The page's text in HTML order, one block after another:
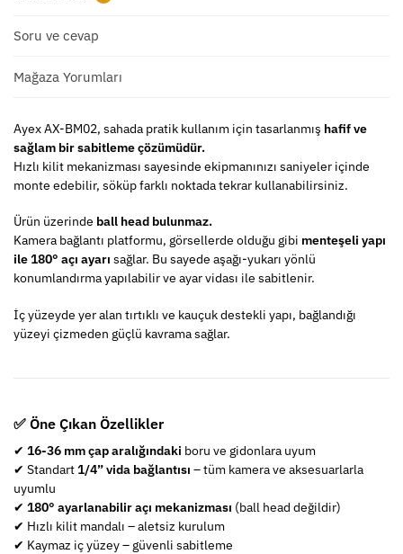
Soru ve cevap
Mağaza Yorumları
Ayex AX-BM02, sahada pratik kullanım için tasarlanmış hafif ve
sağlam bir sabitleme çözümüdür.
Hızlı kilit mekanizması sayesinde ekipmanınızı saniyeler içinde
monte edebilir, söküp farklı noktada tekrar kullanabilirsiniz.
Ürün üzerinde ball head bulunmaz.
Kamera bağlantı platformu, görsellerde olduğu gibi menteşeli yapı
ile 180° açı ayarı sağlar. Bu sayede aşağı-yukarı yönlü
konumlandırma yapılabilir ve ayar vidası ile sabitlenir.
İç yüzeyde yer alan tırtıklı ve kauçuk destekli yapı, bağlandığı
yüzeyi çizmeden güçlü kavrama sağlar.
✅ Öne Çıkan Özellikler
✔ 16-36 mm çap aralığındaki boru ve gidonlara uyum
✔ Standart1/4” vida bağlantısı – tüm kamera ve aksesuarlarla
uyumlu
✔ 180° ayarlanabilir açı mekanizması (ball head değildir)
✔ Hızlı kilit mandalı – aletsiz kurulum
✔ Kaymaz iç yüzey – güvenli sabitleme